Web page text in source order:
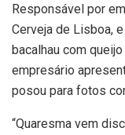
Responsável por
Cerveja de Lisboa,
bacalhau com
empresário
posou para fotos
“Quaresma vem